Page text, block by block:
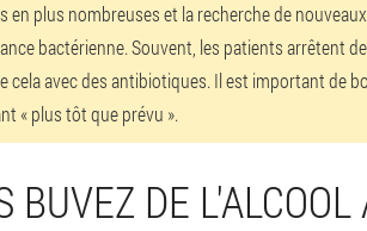
plus nombreuses et la recherche de
bactérienne. Souvent, les patients arrêtent
cela avec des antibiotiques. Il est important de
« plus tôt que prévu ».
BUVEZ DE L'ALCOOL